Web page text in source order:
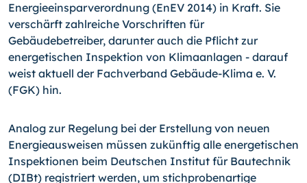
Energieeinsparverordnung (EnEV 2014) in Kraft. Sie
verschärft zahlreiche Vorschriften für
Gebäudebetreiber, darunter auch die Pflicht zur
energetischen Inspektion von Klimaanlagen - darauf
weist aktuell der Fach­verband Gebäude-Klima e. V.
(FGK) hin.
Analog zur Regelung bei der Erstellung von neuen
Energieausweisen müssen zukünf­tig alle energetischen
Inspektionen beim Deutschen Institut für Bautechnik
(DIBt) re­gistriert werden, um stichprobenartige